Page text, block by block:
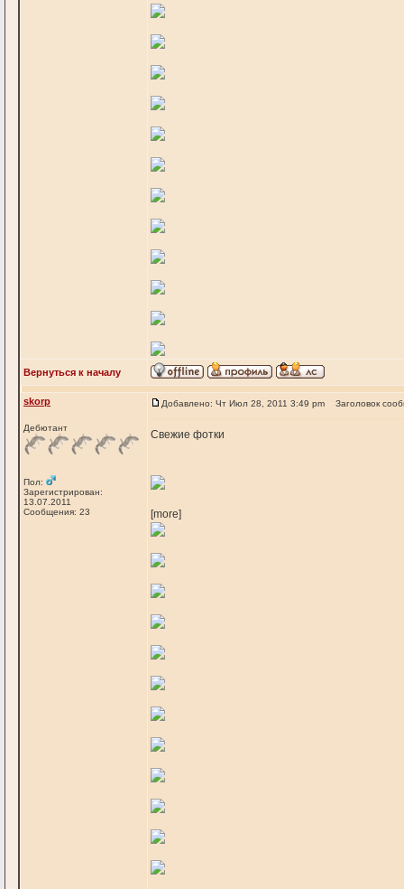
Вернуться к началу
skorp
Дебютант
Пол:
Зарегистрирован:
13.07.2011
Сообщения: 23
Добавлено: Чт Июл 28, 2011 3:49 pm Заголовок
Свежие фотки
[more]